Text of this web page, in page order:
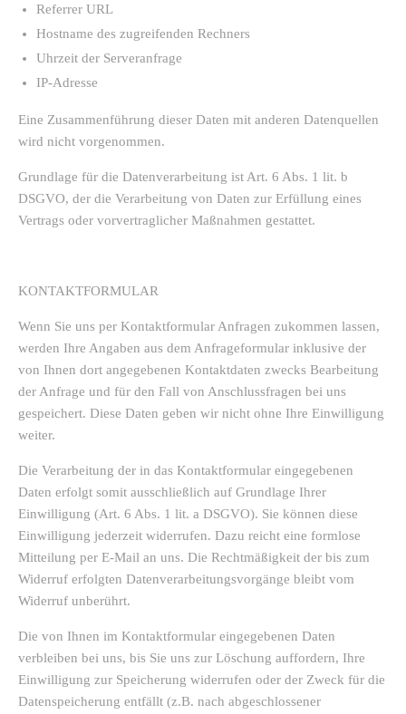
Referrer URL
Hostname des zugreifenden Rechners
Uhrzeit der Serveranfrage
IP-Adresse
Eine Zusammenführung dieser Daten mit anderen Datenquellen
wird nicht vorgenommen.
Grundlage für die Datenverarbeitung ist Art. 6 Abs. 1 lit. b
DSGVO, der die Verarbeitung von Daten zur Erfüllung eines
Vertrags oder vorvertraglicher Maßnahmen gestattet.
KONTAKTFORMULAR
Wenn Sie uns per Kontaktformular Anfragen zukommen lassen,
werden Ihre Angaben aus dem Anfrageformular inklusive der
von Ihnen dort angegebenen Kontaktdaten zwecks Bearbeitung
der Anfrage und für den Fall von Anschlussfragen bei uns
gespeichert. Diese Daten geben wir nicht ohne Ihre Einwilligung
weiter.
Die Verarbeitung der in das Kontaktformular eingegebenen
Daten erfolgt somit ausschließlich auf Grundlage Ihrer
Einwilligung (Art. 6 Abs. 1 lit. a DSGVO). Sie können diese
Einwilligung jederzeit widerrufen. Dazu reicht eine formlose
Mitteilung per E-Mail an uns. Die Rechtmäßigkeit der bis zum
Widerruf erfolgten Datenverarbeitungsvorgänge bleibt vom
Widerruf unberührt.
Die von Ihnen im Kontaktformular eingegebenen Daten
verbleiben bei uns, bis Sie uns zur Löschung auffordern, Ihre
Einwilligung zur Speicherung widerrufen oder der Zweck für die
Datenspeicherung entfällt (z.B. nach abgeschlossener